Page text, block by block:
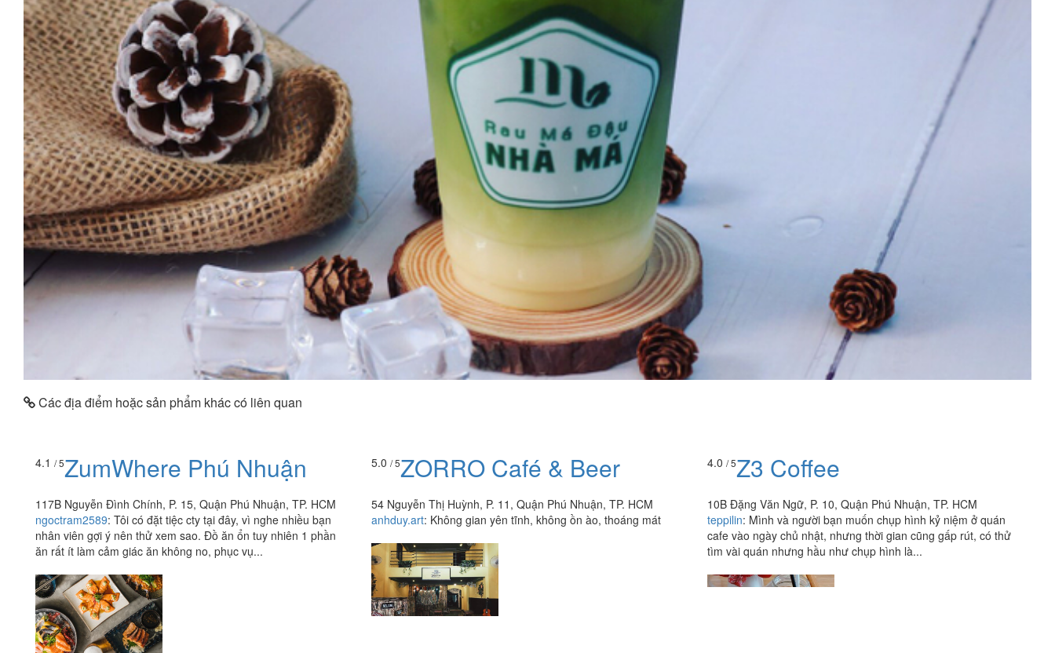
Các địa điểm hoặc sản phẩm khác có liên quan
4.1 / 5ZumWhere Phú Nhuận
117B Nguyễn Đình Chính, P. 15, Quận Phú Nhuận, TP. HCM
ngoctram2589: Tôi có đặt tiệc cty tại đây, vì nghe nhiều bạn
nhân viên gợi ý nên thử xem sao. Đồ ăn ổn tuy nhiên 1 phần
ăn rất ít làm cảm giác ăn không no, phục vụ...
5.0 / 5ZORRO Café & Beer
54 Nguyễn Thị Huỳnh, P. 11, Quận Phú Nhuận, TP. HCM
anhduy.art: Không gian yên tĩnh, không ồn ào, thoáng mát
4.0 / 5Z3 Coffee
10B Đặng Văn Ngữ, P. 10, Quận Phú Nhuận, TP. HCM
teppilin: Mình và người bạn muốn chụp hình kỷ niệm ở quán
cafe vào ngày chủ nhật, nhưng thời gian cũng gấp rút, có thử
tìm vài quán nhưng hầu như chụp hình là...